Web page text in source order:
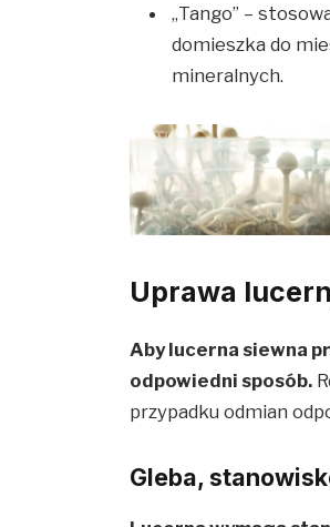
„Tango” –
domieszka do
mineralnych.
Uprawa
Aby lucerna siewna
odpowiedni sposób.
przypadku odmian
Gleba,